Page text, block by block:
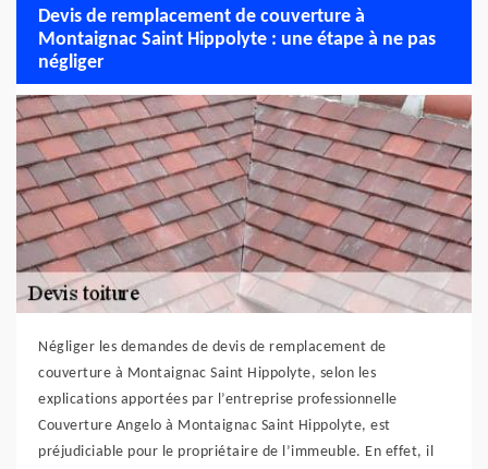
Devis de remplacement de couverture à
Montaignac Saint Hippolyte : une étape à ne pas
négliger
Négliger les demandes de devis de remplacement de
couverture à Montaignac Saint Hippolyte, selon les
explications apportées par l’entreprise professionnelle
Couverture Angelo à Montaignac Saint Hippolyte, est
préjudiciable pour le propriétaire de l’immeuble. En effet, il